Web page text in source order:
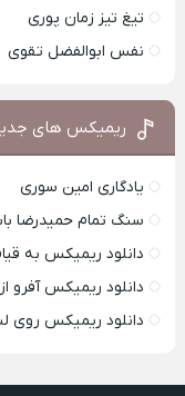
تیغ تیز زمان پوری
نفس ابوالفضل تقوی
ریمیکس های
یادگاری امین سوری
سنگ تمام حمیدرضا
دانلود ریمیکس به
دانلود ریمیکس آفرو
دانلود ریمیکس روی